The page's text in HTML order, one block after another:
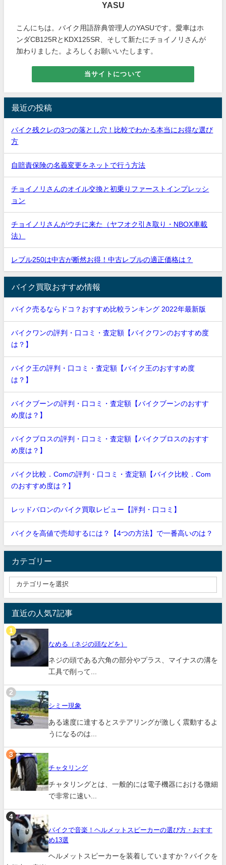
YASU
こんにちは。バイク用語辞典管理人のYASUです。愛車はホ
ンダCB125RとKDX125SR、そして新たにチョイノリさんが
加わりました。よろしくお願いいたします。
当サイトについて
最近の投稿
バイク残クレの3つの落とし穴！比較でわかる本当にお得な選び
方
自賠責保険の名義変更をネットで行う方法
チョイノリさんのオイル交換と初乗りファーストインプレッシ
ョン
チョイノリさんがウチに来た（ヤフオク引き取り・NBOX車載
法）
レブル250は中古が断然お得！中古レブルの適正価格は？
バイク買取おすすめ情報
バイク売るならドコ？おすすめ比較ランキング 2022年最新版
バイクワンの評判・口コミ・査定額【バイクワンのおすすめ度
は？】
バイク王の評判・口コミ・査定額【バイク王のおすすめ度
は？】
バイクブーンの評判・口コミ・査定額【バイクブーンのおすす
め度は？】
バイクブロスの評判・口コミ・査定額【バイクブロスのおすす
め度は？】
バイク比較．Comの評判・口コミ・査定額【バイク比較．Com
のおすすめ度は？】
レッドバロンのバイク買取レビュー【評判・口コミ】
バイクを高値で売却するには？【4つの方法】で一番高いのは？
カテゴリー
直近の人気7記事
なめる（ネジの頭などを）
ネジの頭である六角の部分やプラス、マイナスの溝を
工具で削って...
シミー現象
ある速度に達するとステアリングが激しく震動するよ
うになるのは...
チャタリング
チャタリングとは、一般的には電子機器における微細
で非常に速い...
バイクで音楽！ヘルメットスピーカーの選び方・おすす
め13選
ヘルメットスピーカーを装着していますか？バイクを